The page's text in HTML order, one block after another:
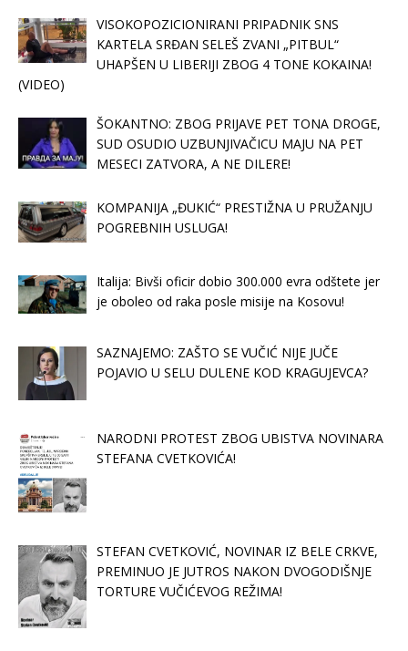
VISOKOPOZICIONIRANI PRIPADNIK SNS
KARTELA SRĐAN SELEŠ ZVANI „PITBUL“
UHAPŠEN U LIBERIJI ZBOG 4 TONE KOKAINA!
(VIDEO)
ŠOKANTNO: ZBOG PRIJAVE PET TONA DROGE,
SUD OSUDIO UZBUNJIVAČICU MAJU NA PET
MESECI ZATVORA, A NE DILERE!
KOMPANIJA „ĐUKIĆ“ PRESTIŽNA U PRUŽANJU
POGREBNIH USLUGA!
Italija: Bivši oficir dobio 300.000 evra odštete jer
je oboleo od raka posle misije na Kosovu!
SAZNAJEMO: ZAŠTO SE VUČIĆ NIJE JUČE
POJAVIO U SELU DULENE KOD KRAGUJEVCA?
NARODNI PROTEST ZBOG UBISTVA NOVINARA
STEFANA CVETKOVIĆA!
STEFAN CVETKOVIĆ, NOVINAR IZ BELE CRKVE,
PREMINUO JE JUTROS NAKON DVOGODIŠNJE
TORTURE VUČIĆEVOG REŽIMA!